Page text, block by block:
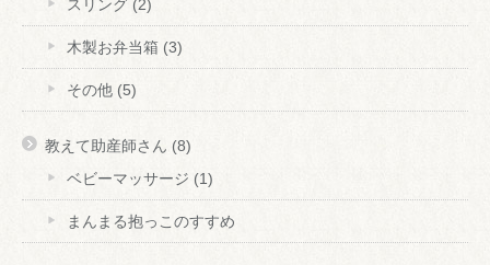
スリング (2)
木製お弁当箱 (3)
その他 (5)
教えて助産師さん (8)
ベビーマッサージ (1)
まんまる抱っこのすすめ